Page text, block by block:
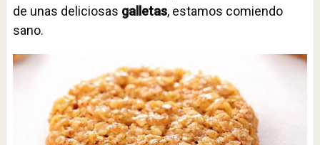
de unas deliciosas galletas, estamos comiendo
sano.